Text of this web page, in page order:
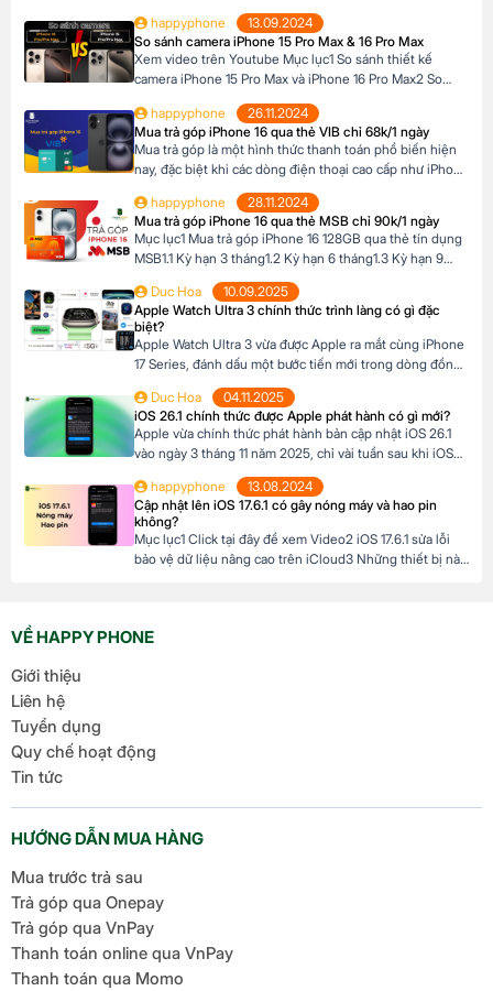
trước khi bản cập nhật chính thức đến tay người dùng.
Phiên bản này mang đến một số cải tiến thú vị, tập trung
vào việc nâng cao trải nghiệm người dùng […]
happyphone
13.09.2024
So sánh camera iPhone 15 Pro Max & 16 Pro Max
Xem video trên Youtube Mục lục1 So sánh thiết kế
camera iPhone 15 Pro Max và iPhone 16 Pro Max2 So
So sánh khả năng quay video của iPhone 15 Pro Max và
iPhone 16 Pro Max4 Nút Camera control trên iPhone 16
Pro […]
happyphone
26.11.2024
Mua trả góp iPhone 16 qua thẻ VIB chỉ 68k/1 ngày
Mua trả góp là một hình thức thanh toán phổ biến hiện
nay, đặc biệt khi các dòng điện thoại cao cấp như iPhone
đủ điều kiện tài chính để thanh toán một lần. Tại Happy
Phone, chương trình trả góp iPhone 16 […]
happyphone
28.11.2024
Mua trả góp iPhone 16 qua thẻ MSB chỉ 90k/1 ngày
Mục lục1 Mua trả góp iPhone 16 128GB qua thẻ tín dụng
MSB1.1 Kỳ hạn 3 tháng1.2 Kỳ hạn 6 tháng1.3 Kỳ hạn 9
qua thẻ tín dụng MSB Đừng bỏ lỡ cơ hội sở hữu iPhone
16 128GB với mức giá hấp dẫn […]
Duc Hoa
10.09.2025
Apple Watch Ultra 3 chính thức trình làng có gì đặc
biệt?
Apple Watch Ultra 3 vừa được Apple ra mắt cùng iPhone
17 Series, đánh dấu một bước tiến mới trong dòng đồng
phiêu lưu. Với thiết kế chắc chắn, tính năng theo dõi sức
khỏe vượt trội và thời lượng pin ấn tượng, […]
Duc Hoa
04.11.2025
iOS 26.1 chính thức được Apple phát hành có gì mới?
Apple vừa chính thức phát hành bản cập nhật iOS 26.1
vào ngày 3 tháng 11 năm 2025, chỉ vài tuần sau khi iOS
26 ra mắt. Đây là bản cập nhật đầu tiên lớn cho hệ điều
hành mới nhất dành cho iPhone, mang đến nhiều cải
tiến đáng chú ý, tập trung vào […]
happyphone
13.08.2024
Cập nhật lên iOS 17.6.1 có gây nóng máy và hao pin
không?
Mục lục1 Click tại đây để xem Video2 iOS 17.6.1 sửa lỗi
bảo vệ dữ liệu nâng cao trên iCloud3 Những thiết bị nào
VỀ HAPPY PHONE
Giới thiệu
Liên hệ
Tuyển dụng
Quy chế hoạt động
Tin tức
HƯỚNG DẪN MUA HÀNG
Mua trước trả sau
Trả góp qua Onepay
Trả góp qua VnPay
Thanh toán online qua VnPay
Thanh toán qua Momo